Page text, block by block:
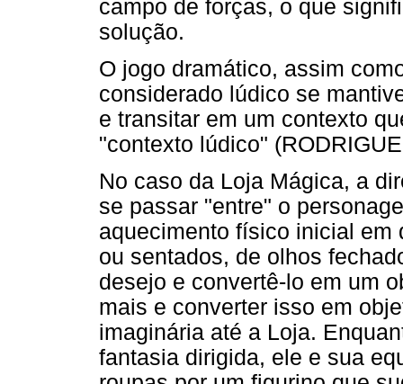
campo de forças, o que
solução.
O jogo dramático, assim
considerado lúdico se
e transitar em um contexto
"contexto lúdico"
No caso da Loja Mágica, a
se passar "entre" o
aquecimento físico inicial em
ou sentados, de olhos
desejo e convertê-lo em um
mais e converter isso em
imaginária até a Loja.
fantasia dirigida, ele e sua